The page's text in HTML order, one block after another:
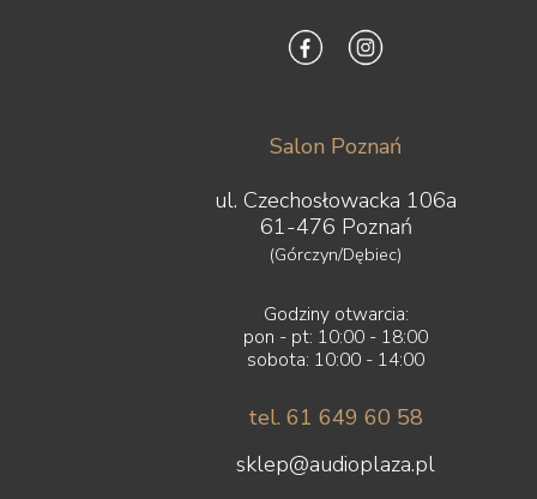
Salon Poznań
ul. Czechosłowacka 106a
61-476 Poznań
(Górczyn/Dębiec)
Godziny otwarcia:
pon - pt: 10:00 - 18:00
sobota: 10:00 - 14:00
tel. 61 649 60 58
sklep@audioplaza.pl